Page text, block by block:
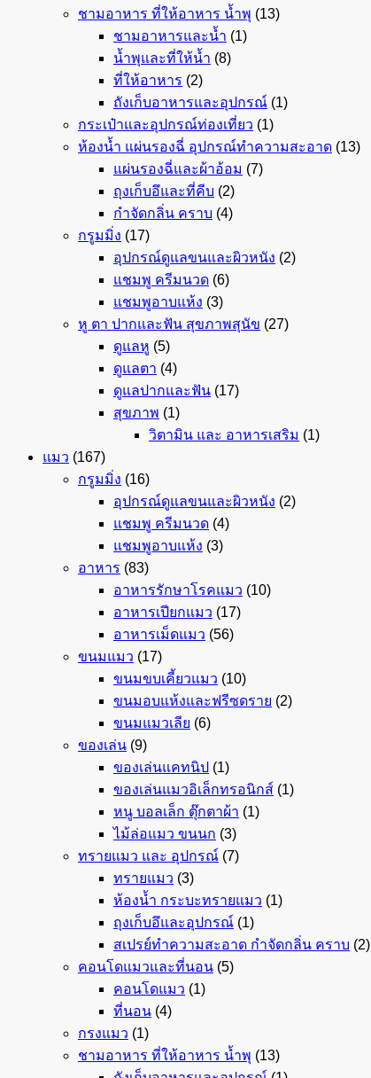
ชามอาหาร ที่ให้อาหาร น้ำพุ (13)
ชามอาหารและน้ำ (1)
น้ำพุและที่ให้น้ำ (8)
ที่ให้อาหาร (2)
ถังเก็บอาหารและอุปกรณ์ (1)
กระเป๋าและอุปกรณ์ท่องเที่ยว (1)
ห้องน้ำ แผ่นรองฉี่ อุปกรณ์ทำความสะอาด (13)
แผ่นรองฉี่และผ้าอ้อม (7)
ถุงเก็บอึและที่คีบ (2)
กำจัดกลิ่น คราบ (4)
กรูมมิ่ง (17)
อุปกรณ์ดูแลขนและผิวหนัง (2)
แชมพู ครีมนวด (6)
แชมพูอาบแห้ง (3)
หู ตา ปากและฟัน สุขภาพสุนัข (27)
ดูแลหู (5)
ดูแลตา (4)
ดูแลปากและฟัน (17)
สุขภาพ (1)
วิตามิน และ อาหารเสริม (1)
แมว (167)
กรูมมิ่ง (16)
อุปกรณ์ดูแลขนและผิวหนัง (2)
แชมพู ครีมนวด (4)
แชมพูอาบแห้ง (3)
อาหาร (83)
อาหารรักษาโรคแมว (10)
อาหารเปียกแมว (17)
อาหารเม็ดแมว (56)
ขนมแมว (17)
ขนมขบเคี้ยวแมว (10)
ขนมอบแห้งและฟรีซดราย (2)
ขนมแมวเลีย (6)
ของเล่น (9)
ของเล่นแคทนิป (1)
ของเล่นแมวอิเล็กทรอนิกส์ (1)
หนู บอลเล็ก ตุ๊กตาผ้า (1)
ไม้ล่อแมว ขนนก (3)
ทรายแมว และ อุปกรณ์ (7)
ทรายแมว (3)
ห้องน้ำ กระบะทรายแมว (1)
ถุงเก็บอึและอุปกรณ์ (1)
สเปรย์ทำความสะอาด กำจัดกลิ่น คราบ (2)
คอนโดแมวและที่นอน (5)
คอนโดแมว (1)
ที่นอน (4)
กรงแมว (1)
ชามอาหาร ที่ให้อาหาร น้ำพุ (13)